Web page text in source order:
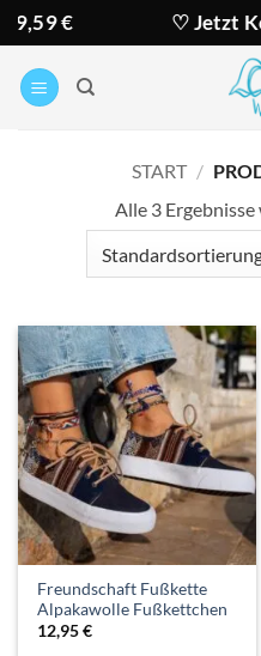
Zum
Inhalt
springen
♡ Jetzt
START /
Alle 3
Freundschaft Fußkette
Alpakawolle Fußkettchen
12,95€